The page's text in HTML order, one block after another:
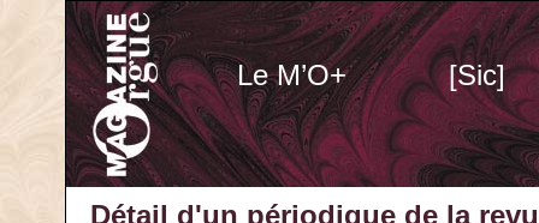
Le M’O+ [Sic]
Détail d'un périodique de la